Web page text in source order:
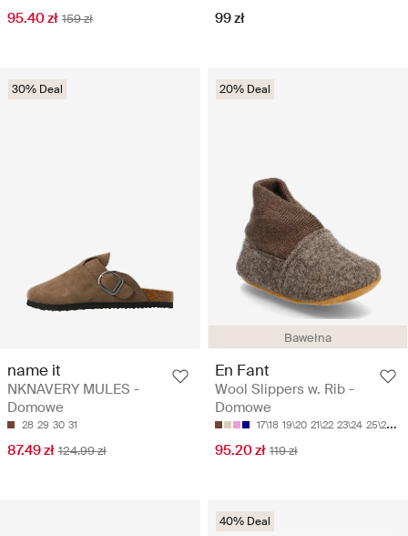
95.40 zł 159 zł 99 zł
30% Deal
name it
NKNAVERY MULES -
Domowe
28 29 30 31
87.49 zł 124.99 zł
Bawełna
20% Deal
En Fant
Wool Slippers w. Rib -
Domowe
17\18 19\20 21\22 23\24 25\26
95.20 zł 119 zł
40% Deal